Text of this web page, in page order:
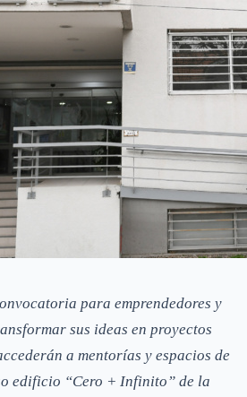
para emprendedores y
sus ideas en proyectos
a mentorías y espacios de
edificio “Cero + Infinito” de la